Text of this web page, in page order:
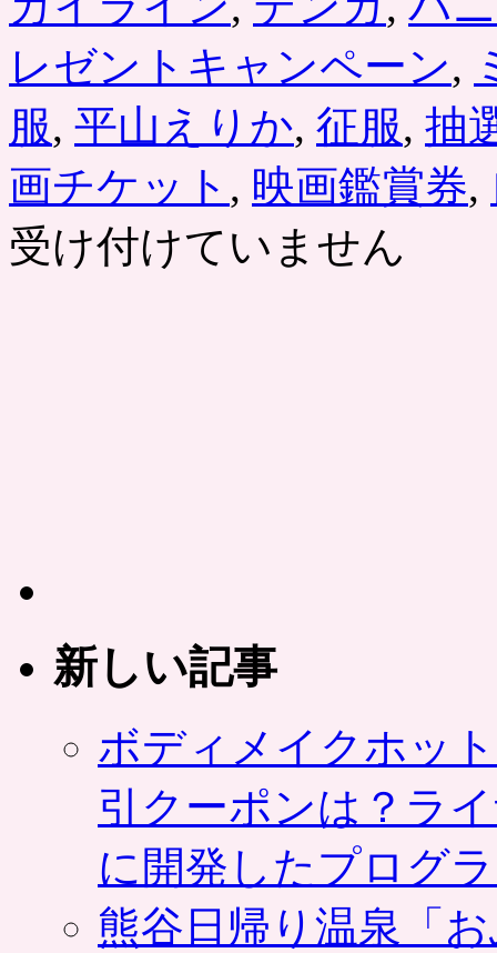
レゼントキャンペーン,
服, 平山えりか, 征服, 抽
画チケット , 映画鑑賞券,
受け付けていません
新しい記事
ボディメイクホッ
引クーポンは？ラ
に開発したプログ
熊谷日帰り温泉「